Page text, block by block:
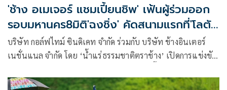
'ช้าง อเมเจอร์ แชมเปี้ยนชิพ' เฟ้นผู้ร่วมออก
รอบมหานคร8มิติ'ฉงชิ่ง' คัดสนามแรกที่'โลตัส
วัลเล่ย์ฯ'
บริษัท กอล์ฟไทม์ ซินดิเคท จำกัด ร่วมกับ บริษัท ช้างอินเตอร์
เนชั่นแนล จำกัด โดย ‘น้ำแร่ธรรมชาติตราช้าง’ เปิดการแข่งขัน
เซนเต็ดบาย อีเอส คอนสตรัคชั่น (Chang Amateur